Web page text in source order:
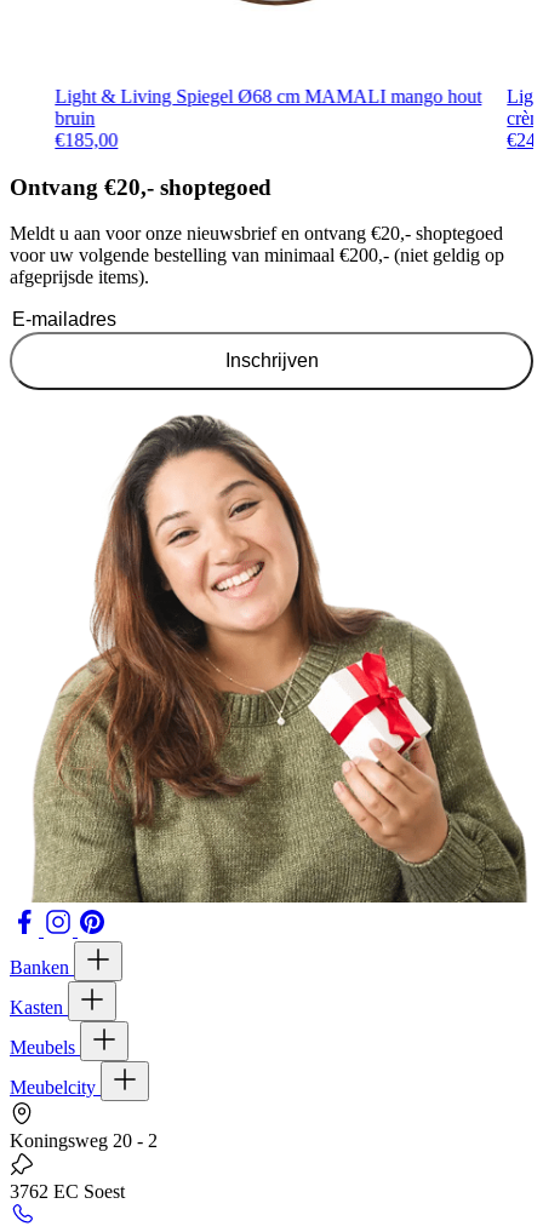
Light & Living Spiegel Ø68 cm MAMALI mango hout
bruin
€185,00
€
Ontvang €20,- shoptegoed
Meldt u aan voor onze nieuwsbrief en ontvang €20,- shoptegoed
voor uw volgende bestelling van minimaal €200,- (niet geldig op
afgeprijsde items).
Inschrijven
Banken
Kasten
Meubels
Meubelcity
Koningsweg 20 - 2
3762 EC Soest